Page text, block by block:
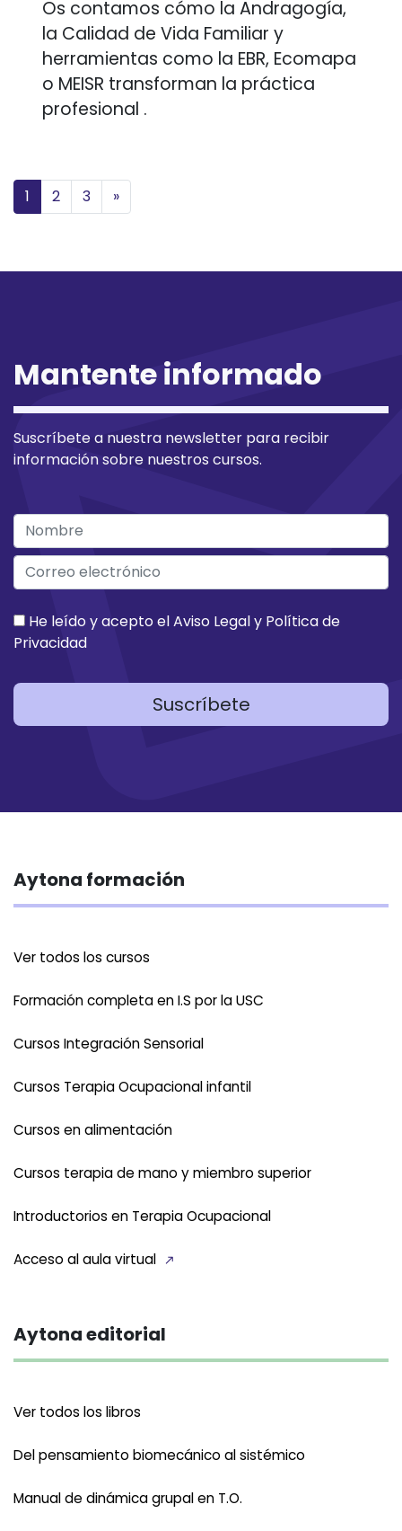
Os contamos cómo la Andragogía,
la Calidad de Vida Familiar y
herramientas como la EBR, Ecomapa
o MEISR transforman la práctica
profesional .
Posts navigation
1 2 3 »
Mantente informado
Suscríbete a nuestra newsletter para recibir
información sobre nuestros cursos.
He leído y acepto elAviso Legaly Política de
Privacidad
Suscríbete
Aytona formación
Ver todos los cursos
Formación completa en I.S por la USC
Cursos Integración Sensorial
Cursos Terapia Ocupacional infantil
Cursos en alimentación
Cursos terapia de mano y miembro superior
Introductorios en Terapia Ocupacional
Acceso al aula virtual
Aytona editorial
Ver todos los libros
Del pensamiento biomecánico al sistémico
Manual de dinámica grupal en T.O.